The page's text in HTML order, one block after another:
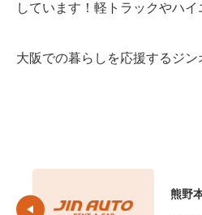
しています！軽トラックやハ
大阪での暮らしを応援するジ
熊野